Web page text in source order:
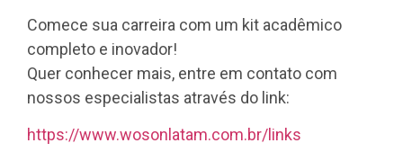
Comece sua carreira com um kit acadêmico
completo e inovador!
Quer conhecer mais, entre em contato com
nossos especialistas através do link:
https://www.wosonlatam.com.br/links